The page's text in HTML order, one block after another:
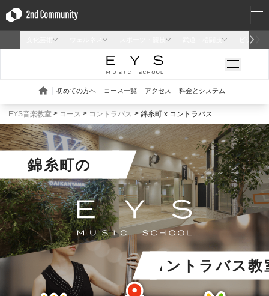
EYS音楽教室 コース コントラバス 錦糸町 x コントラバス
錦糸町の
コントラバス教